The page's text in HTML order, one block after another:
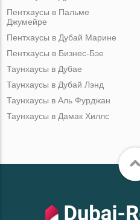
Пентхаусы в Пальме
Джумейре
Пентхаусы в Дубай Марине
Пентхаусы в Бизнес-Бэе
Таунхаусы в Дубае
Таунхаусы в Дубай Лэнд
Таунхаусы в Аль Фурджан
Таунхаусы в Дамак Хиллс